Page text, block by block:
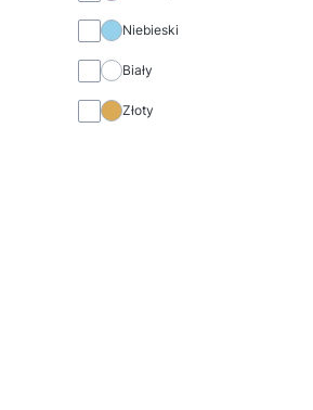
Niebieski
Biały
Złoty